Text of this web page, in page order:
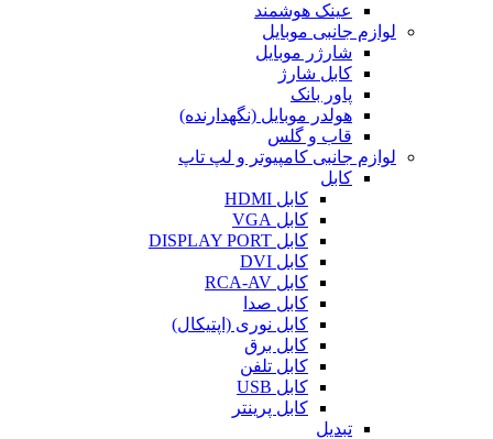
عینک هوشمند
لوازم جانبی موبایل
شارژر موبایل
کابل شارژ
پاور بانک
هولدر موبایل (نگهدارنده)
قاب و گلس
لوازم جانبی کامپیوتر و لپ تاپ
کابل
کابل HDMI
کابل VGA
کابل DISPLAY PORT
کابل DVI
کابل RCA-AV
کابل صدا
کابل نوری (اپتیکال)
کابل برق
کابل تلفن
کابل USB
کابل پرینتر
تبدیل